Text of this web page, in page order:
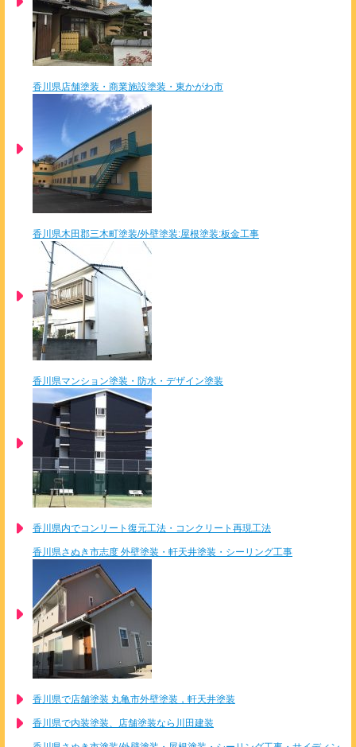
香川県店舗塗装・商業施設塗装・東かがわ市
香川県木田郡三木町塗装/外壁塗装:屋根塗装:板金工事
香川県マンション塗装・防水・デザイン塗装
香川県内でコンリート復元工法・コンクリート再現工法
香川県さぬき市志度 外壁塗装・軒天井塗装・シーリング工事
香川県で店舗塗装 丸亀市外壁塗装，軒天井塗装
香川県で内装塗装、店舗塗装なら川田建装